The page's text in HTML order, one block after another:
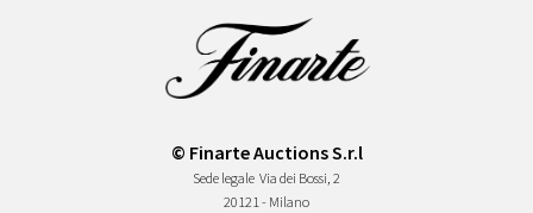
© Finarte Auctions S.r.l
Sede legale Via dei Bossi, 2
20121 - Milano